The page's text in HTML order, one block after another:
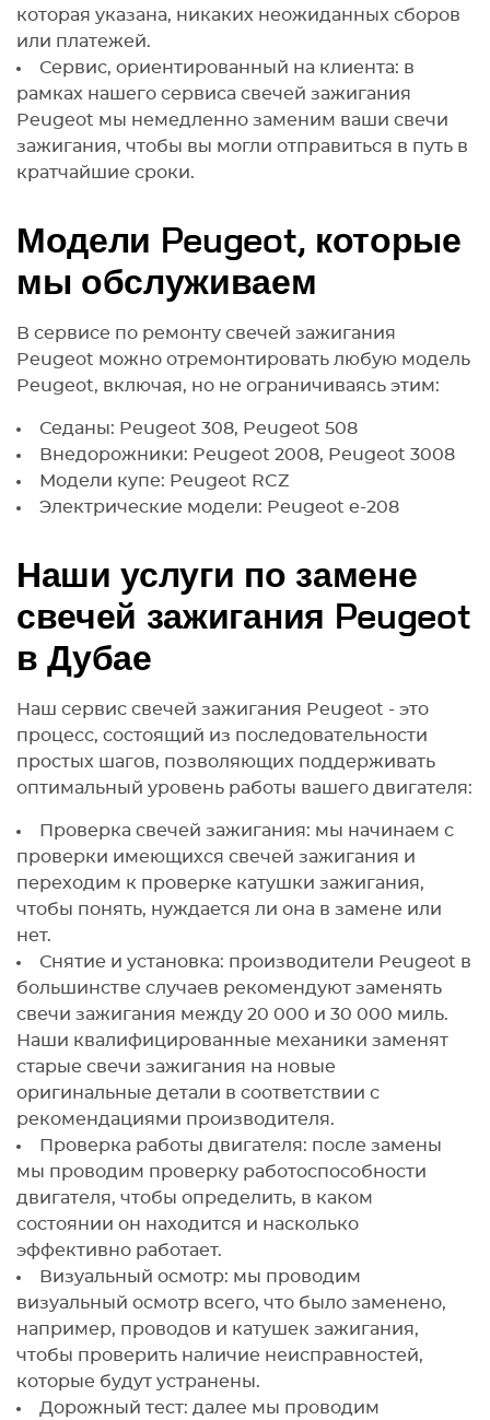
которая указана, никаких неожиданных сборов
или платежей.
Сервис, ориентированный на клиента: в
рамках нашего сервиса свечей зажигания
Peugeot мы немедленно заменим ваши свечи
зажигания, чтобы вы могли отправиться в путь в
кратчайшие сроки.
Модели Peugeot, которые
мы обслуживаем
В сервисе по ремонту свечей зажигания
Peugeot можно отремонтировать любую модель
Peugeot, включая, но не ограничиваясь этим:
Седаны: Peugeot 308, Peugeot 508
Внедорожники: Peugeot 2008, Peugeot 3008
Модели купе: Peugeot RCZ
Электрические модели: Peugeot e-208
Наши услуги по замене
свечей зажигания Peugeot
в Дубае
Наш сервис свечей зажигания Peugeot - это
процесс, состоящий из последовательности
простых шагов, позволяющих поддерживать
оптимальный уровень работы вашего двигателя:
Проверка свечей зажигания: мы начинаем с
проверки имеющихся свечей зажигания и
переходим к проверке катушки зажигания,
чтобы понять, нуждается ли она в замене или
нет.
Снятие и установка: производители Peugeot в
большинстве случаев рекомендуют заменять
свечи зажигания между 20 000 и 30 000 миль.
Наши квалифицированные механики заменят
старые свечи зажигания на новые
оригинальные детали в соответствии с
рекомендациями производителя.
Проверка работы двигателя: после замены
мы проводим проверку работоспособности
двигателя, чтобы определить, в каком
состоянии он находится и насколько
эффективно работает.
Визуальный осмотр: мы проводим
визуальный осмотр всего, что было заменено,
например, проводов и катушек зажигания,
чтобы проверить наличие неисправностей,
которые будут устранены.
Дорожный тест: далее мы проводим